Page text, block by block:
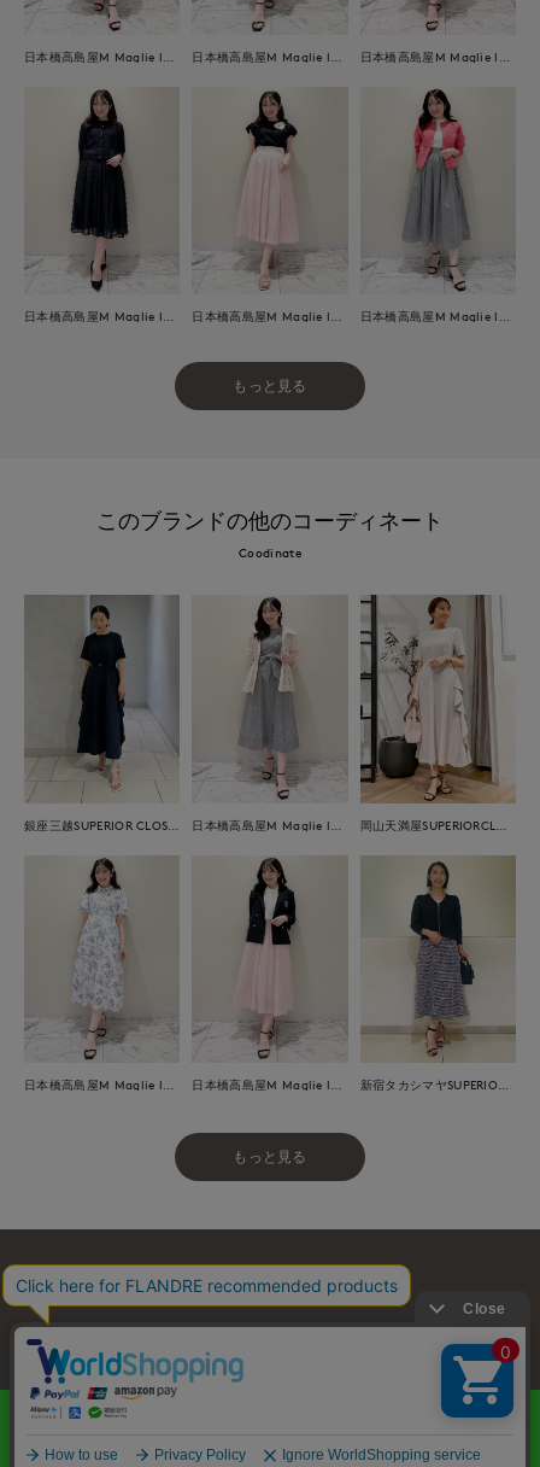
もっと見る
このブランドの他のコーディネート
Coodinate
もっと見る
お問い合わせ 利用規約 プライバシーポリシー
特定商取引・古物営業法に基づく表示